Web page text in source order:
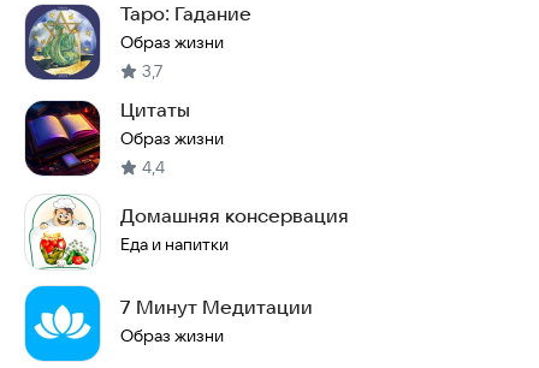
Таро: Гадание
Образ жизни
3,7
Цитаты
Образ жизни
4,4
Домашняя консервация
Еда и напитки
7 Минут Медитации
Образ жизни